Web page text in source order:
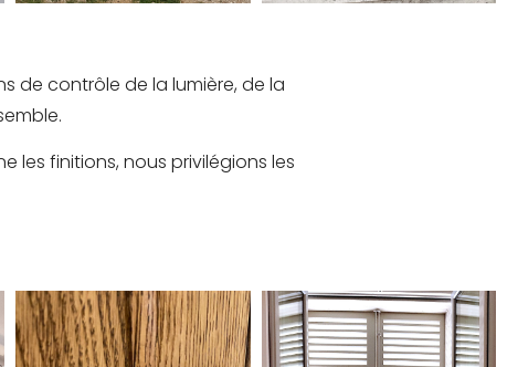
de contrôle de la lumière, de la
les finitions, nous privilégions les